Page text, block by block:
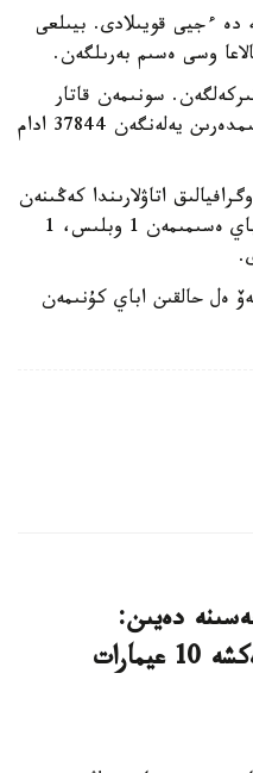
دە ءجيى قويىلادى. بيىلعى
اباي ەسىمدى 9 ايەل تىركەلگەن. سونىمەن قاتار
يبراھيم، يبراگيم جانە يبراحيم ەسىمدەرىن يەلەنگەن 37844 ادام
اتاۋلارىندا كەڭىنەن
كورىنىس تاپقان. قازىرگى تاڭدا اباي ەسىمىمەن 1 وبلىس، 1
ەل حالقىن اباي كۇنىمەن
دەيىن: